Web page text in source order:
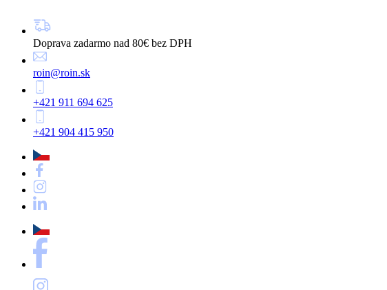
Doprava zadarmo nad 80€ bez DPH
roin@roin.sk
+421 911 694 625
+421 904 415 950